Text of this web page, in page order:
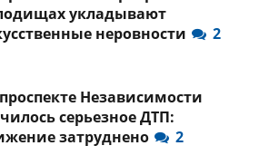
укладывают
неровности
2
Независимости
серьезное ДТП:
затруднено
2